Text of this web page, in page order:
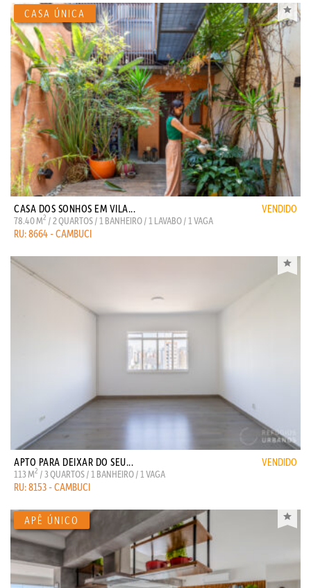
CASA DOS SONHOS EM VILA... VENDIDO
78.40 M2 / 2 QUARTOS / 1 BANHEIRO / 1 LAVABO / 1 VAGA
RU: 8664 - CAMBUCI
APTO PARA DEIXAR DO SEU... VENDIDO
113 M2 / 3 QUARTOS / 1 BANHEIRO / 1 VAGA
RU: 8153 - CAMBUCI